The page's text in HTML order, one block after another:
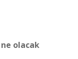
olacak